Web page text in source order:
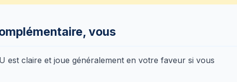
vous
est claire et joue généralement en votre faveur si vous